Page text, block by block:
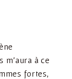
m’aura à ce
fortes,